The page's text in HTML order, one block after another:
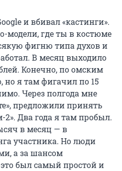
и вбивал «кастинги».
модели, где ты в костюме
фигню типа духов и
В месяц выходило
Конечно, по омским
но я там фигачил по 15
Через полгода мне
предложили принять
2». Два года я там пробыл.
в месяц — в
участника. Но люди
а за шансом
был самый простой и